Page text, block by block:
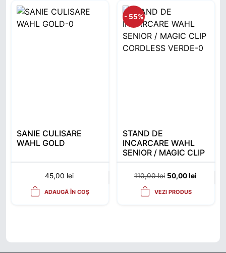
SANIE CULISARE
WAHL GOLD
45,00 lei
ADAUGĂ ÎN COȘ
- 55%
STAND DE
INCARCARE WAHL
SENIOR / MAGIC CLIP
CORDLESS VERDE
110,00lei Prețul inițial a
50,00lei
VEZI PRODUS